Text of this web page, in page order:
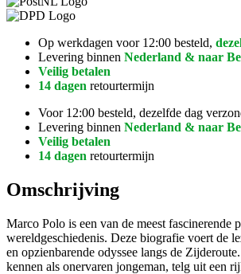
Op werkdagen voor 12:00 besteld,
Levering binnen Nederland & naar
Veilig betalen
14 dagen retourtermijn
Voor 12:00 besteld, dezelfde dag
Levering binnen Nederland & naar
Veilig betalen
14 dagen retourtermijn
Omschrijving
Marco Polo is een van de meest fascinerende
wereldgeschiedenis. Deze biografie voert de
en opzienbarende odyssee langs de
kennen als onervaren jongeman, telg uit een